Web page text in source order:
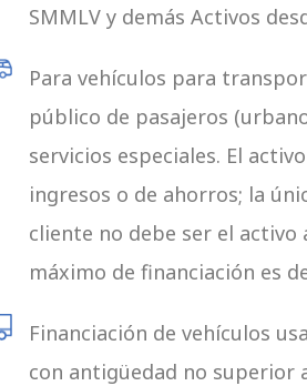
SMMLV y demás Activos
Para vehículos para
público de pasajeros
servicios especiales. El
ingresos o de ahorros; la
cliente no debe ser el activo
máximo de financiación es
Financiación de vehículos
con antigüedad no superior